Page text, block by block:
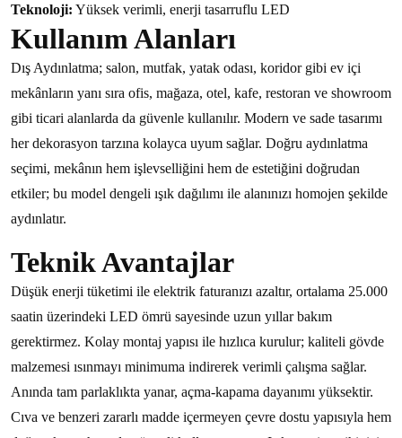
Teknoloji: Yüksek verimli, enerji tasarruflu LED
Kullanım Alanları
Dış Aydınlatma; salon, mutfak, yatak odası, koridor gibi ev içi
mekânların yanı sıra ofis, mağaza, otel, kafe, restoran ve showroom
gibi ticari alanlarda da güvenle kullanılır. Modern ve sade tasarımı
her dekorasyon tarzına kolayca uyum sağlar. Doğru aydınlatma
seçimi, mekânın hem işlevselliğini hem de estetiğini doğrudan
etkiler; bu model dengeli ışık dağılımı ile alanınızı homojen şekilde
aydınlatır.
Teknik Avantajlar
Düşük enerji tüketimi ile elektrik faturanızı azaltır, ortalama 25.000
saatin üzerindeki LED ömrü sayesinde uzun yıllar bakım
gerektirmez. Kolay montaj yapısı ile hızlıca kurulur; kaliteli gövde
malzemesi ısınmayı minimuma indirerek verimli çalışma sağlar.
Anında tam parlaklıkta yanar, açma-kapama dayanımı yüksektir.
Cıva ve benzeri zararlı madde içermeyen çevre dostu yapısıyla hem